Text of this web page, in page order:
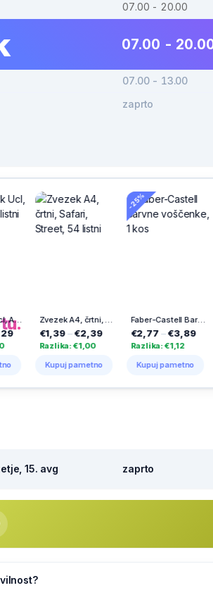
07.00 - 20.00
07.00 -
07.00 - 13.00
zaprto
Zvezek A4, črtni, Safari, Street, 54 listni
–€2,39
€1,00
pametno
-25%
Faber-Castell Barvne voščenke, 1 kos
€2,77– €3,89
Razlika: €1,12
Kupuj pametno
€3,49–
Razlika: €3,41
Kupuj
15. avg zaprto